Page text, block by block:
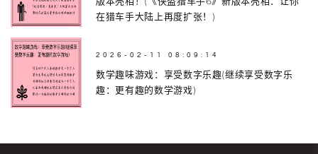
在猎车手大陆上再度扩张！)
2026-02-11 08:09:14
数学趣味游戏：享受数字乐趣(继续享受数字乐
趣：更有趣的数学游戏)